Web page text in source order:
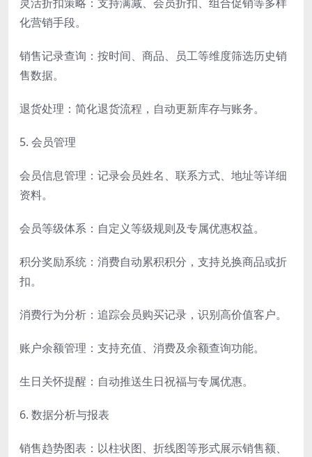
灵活折扣策略：支持满减、会员折扣、组合促销等多样
化营销手段。
销售记录查询：按时间、商品、员工等维度筛选历史销
售数据。
退货处理：简化退货流程，自动更新库存与账务。
5. 会员管理
会员信息管理：记录会员姓名、联系方式、地址等详细
资料。
会员等级体系：自定义等级规则及专属优惠权益。
积分奖励系统：消费自动累积积分，支持兑换商品或折
扣。
消费行为分析：追踪会员购买记录，识别高价值客户。
账户余额管理：支持充值、消费及余额查询功能。
生日关怀提醒：自动推送生日祝福与专属优惠。
6. 数据分析与报表
销售趋势图表：以柱状图、折线图等形式展示销售额、